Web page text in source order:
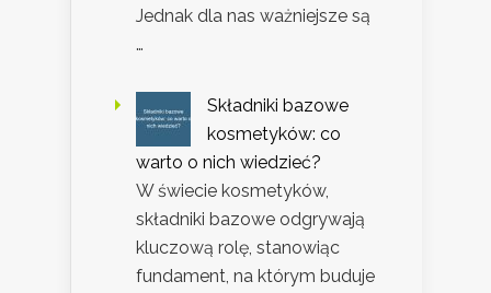
Jednak dla nas ważniejsze są
…
Składniki bazowe
kosmetyków: co
warto o nich wiedzieć?
W świecie kosmetyków,
składniki bazowe odgrywają
kluczową rolę, stanowiąc
fundament, na którym buduje